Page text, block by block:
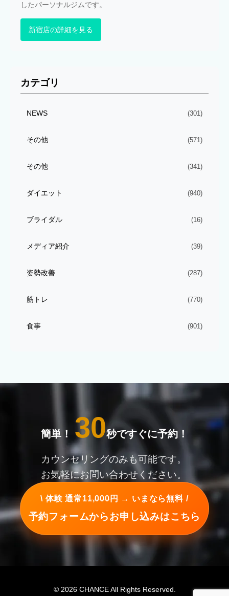
したパーソナルジムです。
新宿店の詳細を見る
カテゴリ
NEWS (301)
その他 (571)
その他 (341)
ダイエット (940)
ブライダル (16)
メディア紹介 (39)
姿勢改善 (287)
筋トレ (770)
食事 (901)
簡単！ 30秒ですぐに予約！
カウンセリングのみも可能です。
お気軽にお問い合わせください。
\ 体験 通常11,000円→ いまなら無料 /
予約フォームからお申し込みはこちら
© 2026 CHANCE All Rights Reserved.